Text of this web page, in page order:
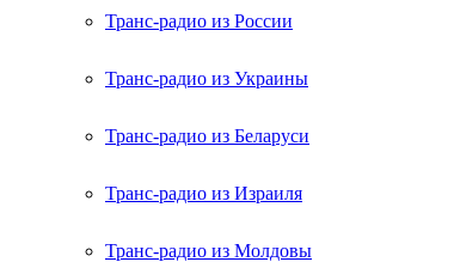
Транс-радио из России
Транс-радио из Украины
Транс-радио из Беларуси
Транс-радио из Израиля
Транс-радио из Молдовы